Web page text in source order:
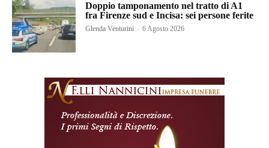
Doppio tamponamento nel tratto di A1
fra Firenze sud e Incisa: sei persone ferite
Glenda Venturini - 6 Agosto 2026